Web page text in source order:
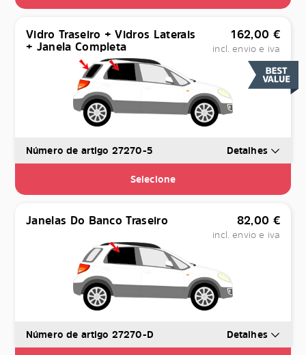
Vidro Traseiro + Vidros Laterais
+ Janela Completa
162,00 €
incl. envio e iva
Número de artigo 27270-5 Detalhes
Selecione
Janelas Do Banco Traseiro 82,00 €
incl. envio e iva
Número de artigo 27270-D Detalhes